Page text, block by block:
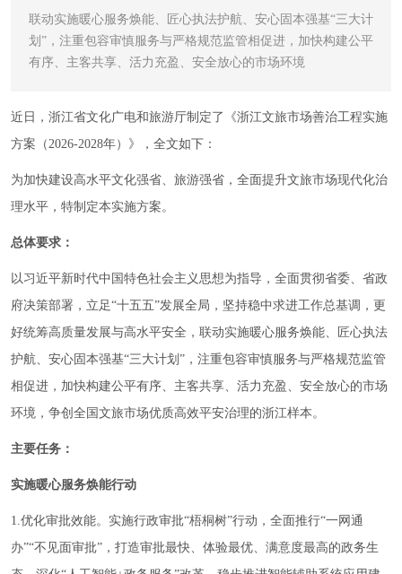
联动实施暖心服务焕能、匠心执法护航、安心固本强基“三大计
划”，注重包容审慎服务与严格规范监管相促进，加快构建公平
有序、主客共享、活力充盈、安全放心的市场环境
近日，浙江省文化广电和旅游厅制定了《浙江文旅市场善治工程实施
方案（2026-2028年）》，全文如下：
为加快建设高水平文化强省、旅游强省，全面提升文旅市场现代化治
理水平，特制定本实施方案。
总体要求：
以习近平新时代中国特色社会主义思想为指导，全面贯彻省委、省政
府决策部署，立足“十五五”发展全局，坚持稳中求进工作总基调，更
好统筹高质量发展与高水平安全，联动实施暖心服务焕能、匠心执法
护航、安心固本强基“三大计划”，注重包容审慎服务与严格规范监管
相促进，加快构建公平有序、主客共享、活力充盈、安全放心的市场
环境，争创全国文旅市场优质高效平安治理的浙江样本。
主要任务：
实施暖心服务焕能行动
1.优化审批效能。实施行政审批“梧桐树”行动，全面推行“一网通
办”“不见面审批”，打造审批最快、体验最优、满意度最高的政务生